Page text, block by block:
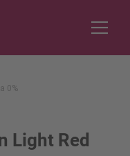
0%
Light Red